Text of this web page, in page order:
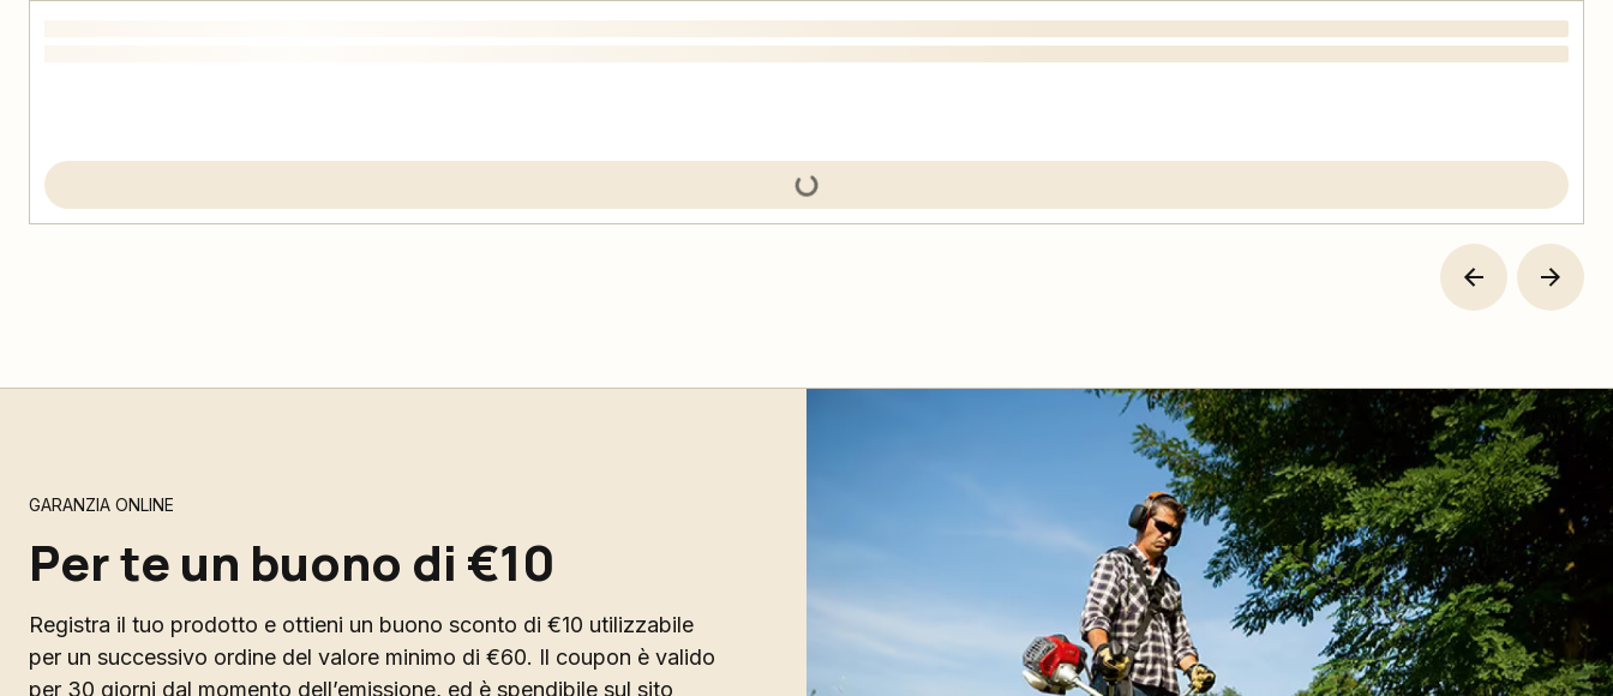
GARANZIA ONLINE
Per te un buono di €10
Registra il tuo prodotto e ottieni un buono sconto di €10 utilizzabile
per un successivo ordine del valore minimo di €60. Il coupon è valido
per 30 giorni dal momento dell’emissione, ed è spendibile sul sito